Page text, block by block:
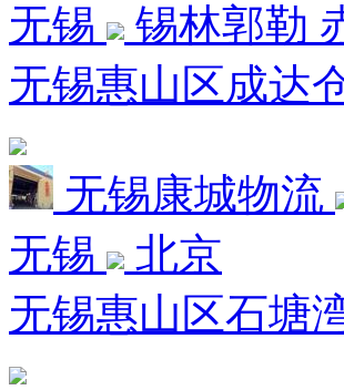
无锡
锡林郭勒
无锡惠山区成达
无锡康城物流
无锡
北京
无锡惠山区石塘